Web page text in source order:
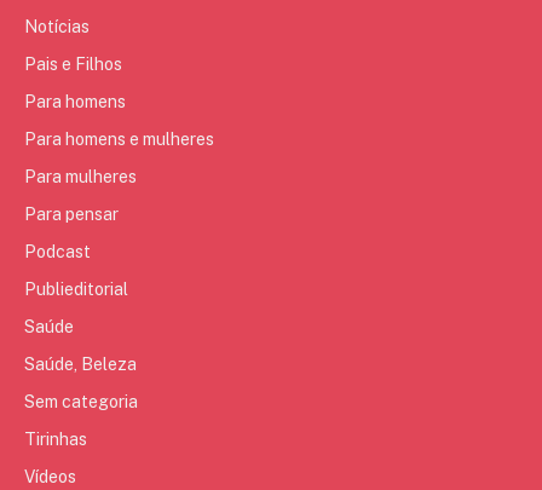
Notícias
Pais e Filhos
Para homens
Para homens e mulheres
Para mulheres
Para pensar
Podcast
Publieditorial
Saúde
Saúde, Beleza
Sem categoria
Tirinhas
Vídeos